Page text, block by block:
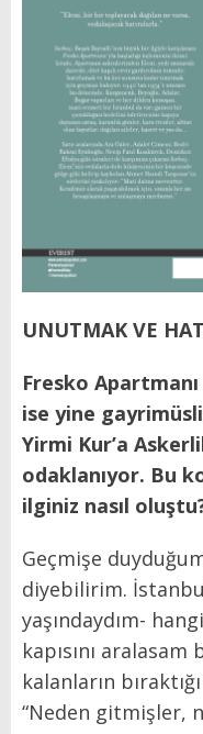
UNUTMAK VE
Fresko
ise yine
Yirmi Kur’a
odaklanıyor. Bu
ilginiz nasıl
Geçmişe
diyebilirim.
yaşındaydım-
kapısını
kalanların
“Neden gitmişler,